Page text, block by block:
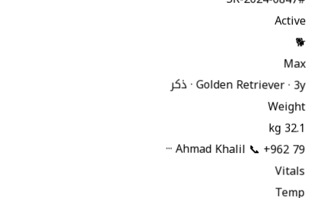
Active
🐕
Max
Golden Retriever · 3y · ذكر
Weight
32.1 kg
Ahmad Khalil 📞 +962 79 ···
Vitals